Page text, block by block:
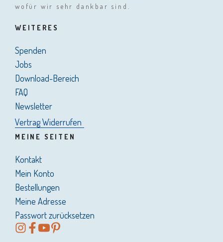
wofür wir sehr dankbar sind.
WEITERES
Spenden
Jobs
Download-Bereich
FAQ
Newsletter
Vertrag Widerrufen
MEINE SEITEN
Kontakt
Mein Konto
Bestellungen
Meine Adresse
Passwort zurücksetzen